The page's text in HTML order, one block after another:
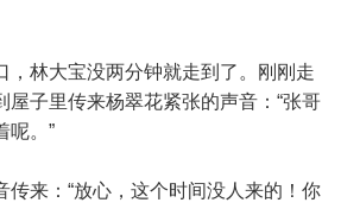
林大宝没两分钟就走到了。刚刚走
屋子里传来杨翠花紧张的声音：“张哥
呢。”
来：“放心，这个时间没人来的！你